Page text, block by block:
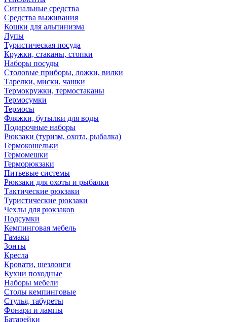
Сигнальные средства
Средства выживания
Кошки для альпинизма
Лупы
Туристическая посуда
Кружки, стаканы, стопки
Наборы посуды
Столовые приборы, ложки, вилки
Тарелки, миски, чашки
Термокружки, термостаканы
Термосумки
Термосы
Фляжки, бутылки для воды
Подарочные наборы
Рюкзаки (туризм, охота, рыбалка)
Гермокошельки
Гермомешки
Герморюкзаки
Питьевые системы
Рюкзаки для охоты и рыбалки
Тактические рюкзаки
Туристические рюкзаки
Чехлы для рюкзаков
Подсумки
Кемпинговая мебель
Гамаки
Зонты
Кресла
Кровати, шезлонги
Кухни походные
Наборы мебели
Столы кемпинговые
Стулья, табуреты
Фонари и лампы
Батарейки